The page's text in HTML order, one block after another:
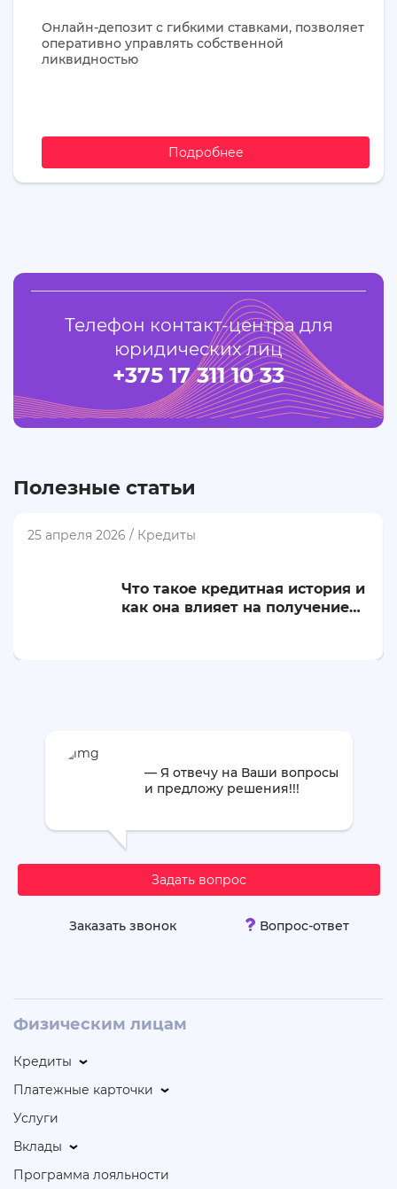
Онлайн-депозит с гибкими ставками, позволяет
оперативно управлять собственной
ликвидностью
Подробнее
Телефон контакт-центра для
юридических лиц
+375 17 311 10 33
Полезные статьи
25 апреля 2026 / Кредиты
Что такое кредитная история и
как она влияет на получение
— Я отвечу на Ваши вопросы
и предложу решения!!!
Задать вопрос
Заказать звонок Вопрос-ответ
Физическим лицам
Кредиты
Платежные карточки
Услуги
Вклады
Программа лояльности